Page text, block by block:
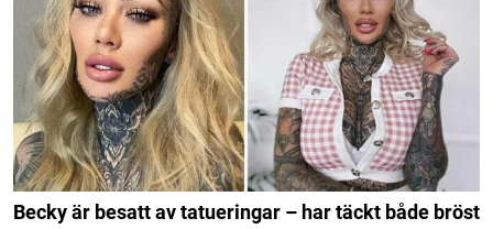
Becky är besatt av tatueringar – har täckt både bröst